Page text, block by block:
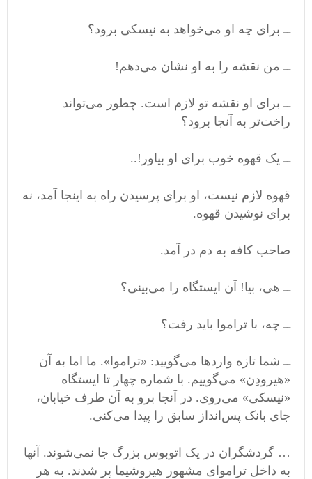
ــ برای چه او می‌خواهد به نیسکی برود؟
ــ من نقشه را به او نشان می‌دهم!
ــ برای او نقشه تو لازم است. چطور می‌تواند
راخت‌تر به آنجا برود؟
ــ یک قهوه خوب برای او بیاور!..
قهوه لازم نیست، او برای پرسیدن راه به اینجا آمد، نه
برای نوشیدن قهوه.
صاحب کافه به دم در آمد.
ــ هی، بیا! آن ایستگاه را می‌بینی؟
ــ چه، با تراموا باید رفت؟
ــ شما تازه واردها می‌گویید: «تراموا». ما اما به آن
«هیرودِن» می‌گوییم. با شماره چهار تا ایستگاه
«نیسکی» می‌روی. در آنجا برو به آن طرف خیابان،
جای بانک پس‌انداز سابق را پیدا می‌کنی.
… گردشگران در یک اتوبوس بزرگ جا نمی‌شوند. آنها
به داخل تراموای مشهور هیروشیما پر شدند. به هر